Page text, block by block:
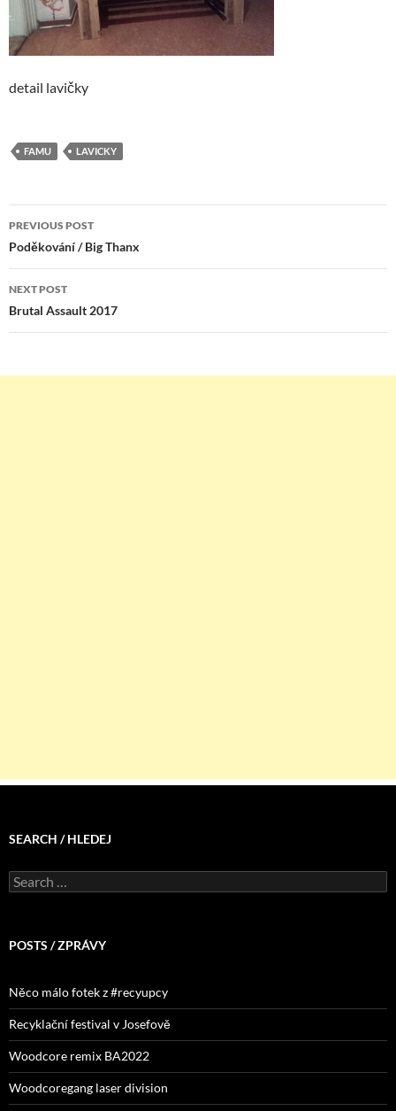
detail lavičky
FAMU LAVICKY
Post
navigation
PREVIOUS POST
Poděkování / Big Thanx
NEXT POST
Brutal Assault 2017
SEARCH / HLEDEJ
Search
for:
POSTS / ZPRÁVY
Něco málo fotek z #recyupcy
Recyklační festival v Josefově
Woodcore remix BA2022
Woodcoregang laser division